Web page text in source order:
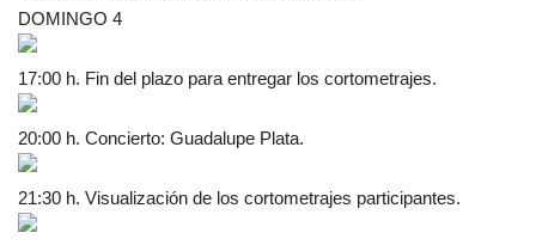
DOMINGO 4
17:00 h. Fin del plazo para entregar los cortometrajes.
20:00 h. Concierto: Guadalupe Plata.
21:30 h. Visualización de los cortometrajes participantes.